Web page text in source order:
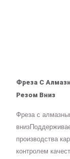
Фреза С
Резом Вниз
Фреза с
производства
контролем